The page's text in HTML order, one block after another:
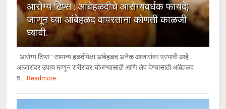
आरोग्य टिप्स : आंबेहळदीचे आरोग्यवर्धक फायदे;
जाणून घ्या आंबेहळद वापरताना कोणती काळजी
घ्यावी.
आरोग्य टिप्स : सामान्य हळदीपेक्षा आंबेहळद अनेक आजारांवर प्रभावी आहे.
आजारांवर उपाय म्हणून शरीरावर चोळण्यासाठी आणि लेप देण्यासाठी आंबेहळद
व... Readmore